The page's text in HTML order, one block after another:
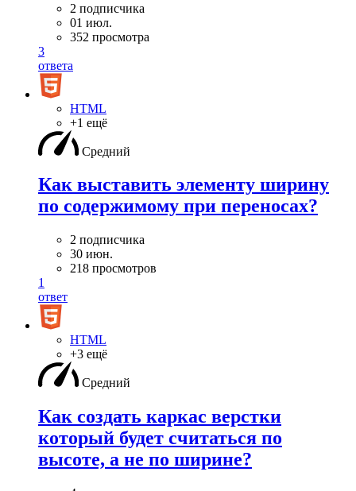
2 подписчика
01 июл.
352 просмотра
3
ответа
HTML
+1 ещё
Средний
Как выставить элементу ширину
по содержимому при переносах?
2 подписчика
30 июн.
218 просмотров
1
ответ
HTML
+3 ещё
Средний
Как создать каркас верстки
который будет считаться по
высоте, а не по ширине?